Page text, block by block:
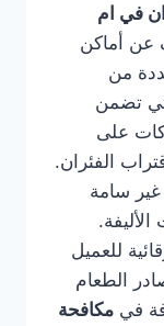
في ام
عن أماكن
من
تضمن
على
الفئران.
غير سامة
للعميل
الطعام
في مكافحة